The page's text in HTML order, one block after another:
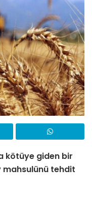
kötüye giden bir
mahsulünü tehdit